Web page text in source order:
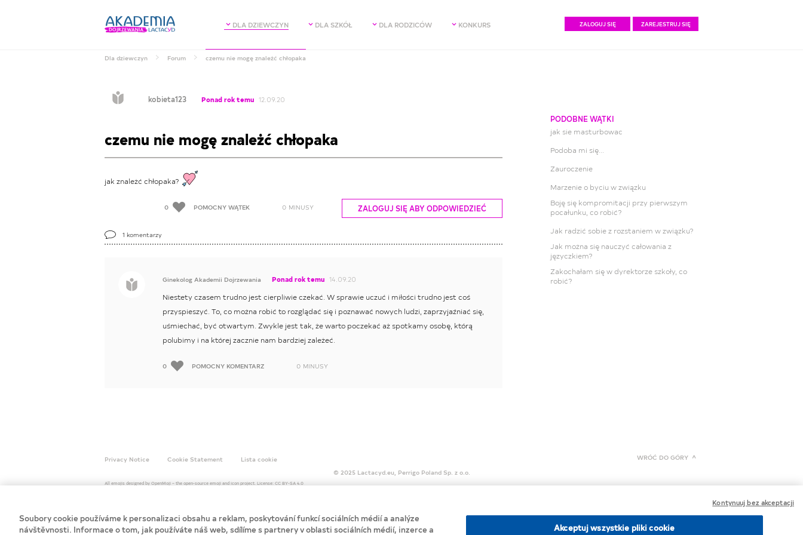
DLA DZIEWCZYN DLA SZKÓŁ DLA RODZICÓW KONKURS ZALOGUJ SIĘ ZAREJESTRUJ SIĘ
Dla dziewczyn Forum czemu nie mogę znależć chłopaka
kobieta123 Ponad rok temu 12.09.20
czemu nie mogę znależć chłopaka
jak znależć chłopaka?
0 POMOCNY WĄTEK 0 MINUSY ZALOGUJ SIĘ ABY ODPOWIEDZIEĆ
1 komentarzy
Ginekolog Akademii Dojrzewania Ponad rok temu 14.09.20
Niestety czasem trudno jest cierpliwie czekać. W sprawie uczuć i miłości trudno jest coś
przyspieszyć. To, co można robić to rozglądać się i poznawać nowych ludzi, zaprzyjaźniać się,
uśmiechać, być otwartym. Zwykle jest tak, że warto poczekać aż spotkamy osobę, którą
polubimy i na której zacznie nam bardziej zależeć.
0 POMOCNY KOMENTARZ 0 MINUSY
PODOBNE WĄTKI
jak sie masturbowac
Podoba mi się...
Zauroczenie
Marzenie o byciu w związku
Boję się kompromitacji przy pierwszym
pocałunku, co robić?
Jak radzić sobie z rozstaniem w związku?
Jak można się nauczyć całowania z
języczkiem?
Zakochałam się w dyrektorze szkoły, co
robić?
Privacy Notice Cookie Statement Lista cookie
WRÓĆ DO GÓRY
© 2025 Lactacyd.eu, Perrigo Poland Sp. z o.o.
All emojis designed by OpenMoji – the open-source emoji and icon project. License: CC BY-SA 4.0
Soubory cookie používáme k personalizaci obsahu a reklam, poskytování funkcí sociálních médií a analýze
návštěvnosti. Informace o tom, jak používáte náš web, sdílíme s partnery v oblasti sociálních médií, inzerce a
Akceptuj wszystkie pliki cookie
Kontynuuj bez akceptacji